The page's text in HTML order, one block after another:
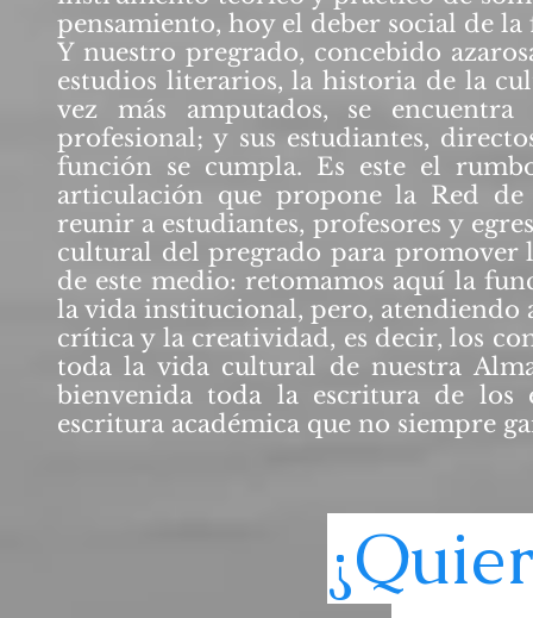
pensamiento, hoy el deber social de
Y nuestro pregrado, concebido
estudios literarios, la historia de la
vez más amputados, se
profesional; y sus estudiantes,
función se cumpla. Es este el
articulación que propone la Red
reunir a estudiantes, profesores y
cultural del pregrado para promover
de este medio: retomamos aquí la
la vida institucional, pero, atendiendo
crítica y la creatividad, es decir, los
toda la vida cultural de nuestra
bienvenida toda la escritura de los
escritura académica que no siempre